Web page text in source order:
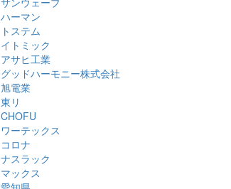
ハーマン
トステム
イトミック
アサヒ工業
グッドハーモニー株式会社
旭電業
東リ
CHOFU
ワーテックス
コロナ
ナスラック
マックス